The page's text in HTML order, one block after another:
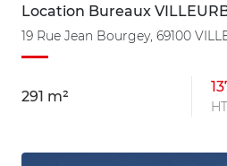
Location Bureaux
19 Rue Jean Bourgey, 69100
291 m²